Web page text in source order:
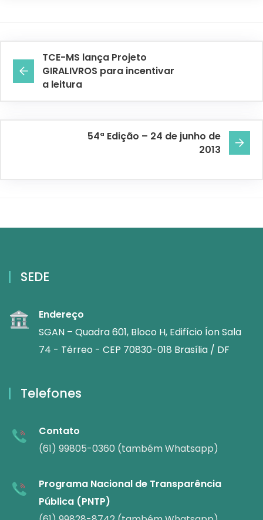
TCE-MS lança Projeto
GIRALIVROS para incentivar
a leitura
54ª Edição – 24 de junho de
2013
SEDE
Endereço
SGAN – Quadra 601, Bloco H, Edifício Íon Sala
74 - Térreo - CEP 70830-018 Brasília / DF
Telefones
Contato
(61) 99805-0360 (também Whatsapp)
Programa Nacional de Transparência
Pública (PNTP)